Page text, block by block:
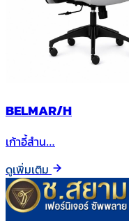
BELMAR/H
เก้าอี้สำน…
ดูเพิ่มเติม